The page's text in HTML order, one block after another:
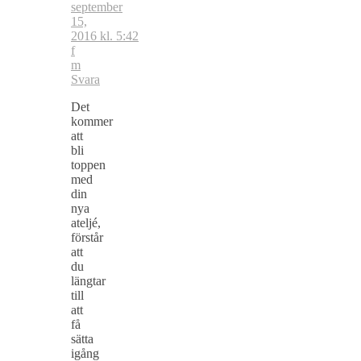
september
15,
2016 kl. 5:42
f
m
Svara
Det
kommer
att
bli
toppen
med
din
nya
ateljé,
förstår
att
du
längtar
till
att
få
sätta
igång